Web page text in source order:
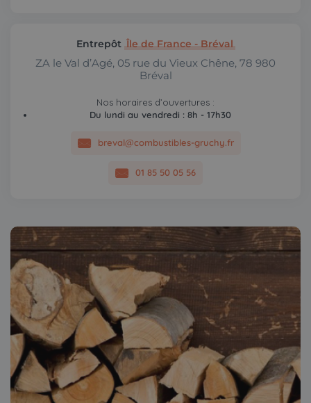
Entrepôt Île de France - Bréval
ZA le Val d’Agé, 05 rue du Vieux Chêne, 78 980
Bréval
Nos horaires d’ouvertures :
Du lundi au vendredi : 8h - 17h30
breval@combustibles-gruchy.fr
01 85 50 05 56